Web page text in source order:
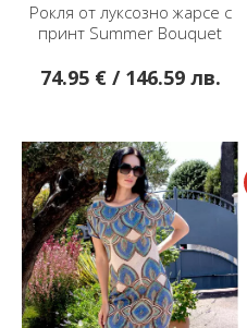
Рокля от луксозно жарсе с
принт Summer Bouquet
74.95 € / 146.59 лв.